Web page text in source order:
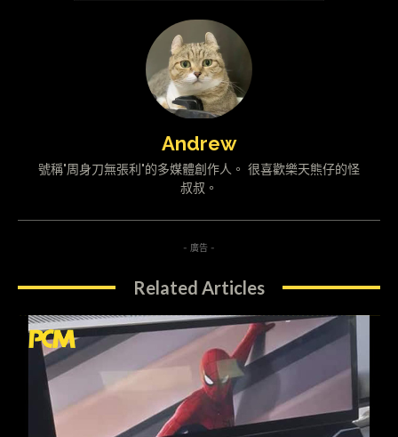
Andrew
號稱"周身刀無張利"的多媒體創作人。 很喜歡樂天熊仔的怪
叔叔。
- 廣告 -
Related Articles